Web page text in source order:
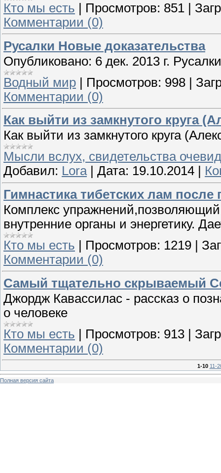
Кто мы есть
Просмотров: 851
Комментарии (0)
Русалки Новые доказательства
Опубликовано: 6 дек. 2013 г.
Водный мир | Просмотров: 998 |
Комментарии (0)
Как выйти из замкнутого круга
Как выйти из замкнутого круга
Мысли вслух, свидетельства
Добавил: Lora| Дата: 19.10.2014
Гимнастика тибетских лам
Комплекс упражнений,позволяющий
внутренние органы и энергетику.
Кто мы есть
Просмотров: 1219
Комментарии (0)
Самый тщательно скрываемый
Джордж Кавассилас - рассказ о
о человеке
Кто мы есть | Просмотров: 913 |
Комментарии (0)
1-10 11-
Полная версия сайта